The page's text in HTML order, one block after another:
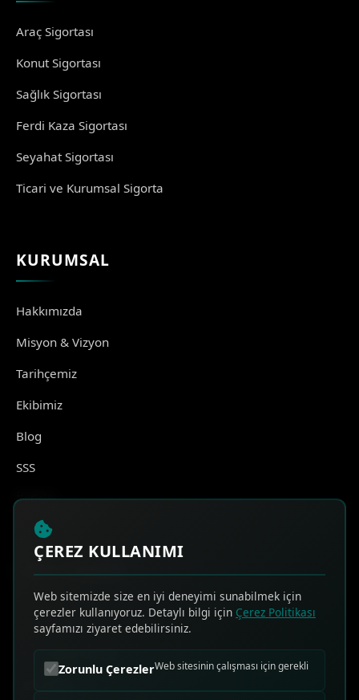
Araç Sigortası
Konut Sigortası
Sağlık Sigortası
Ferdi Kaza Sigortası
Seyahat Sigortası
Ticari ve Kurumsal Sigorta
KURUMSAL
Hakkımızda
Misyon & Vizyon
Tarihçemiz
Ekibimiz
Blog
SSS
İletişim
HIZLI ERİŞİM
Online Teklif Al
Sık Sorulan Sorular
ÇEREZ KULLANIMI
Web sitemizde size en iyi deneyimi sunabilmek için
çerezler kullanıyoruz. Detaylı bilgi için Çerez Politikası
sayfamızı ziyaret edebilirsiniz.
Zorunlu ÇerezlerWeb sitesinin çalışması için gerekli